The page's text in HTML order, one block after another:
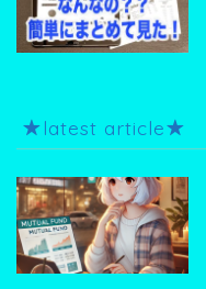
★latest article★